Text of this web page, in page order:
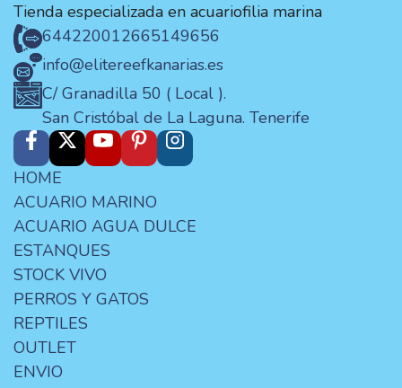
Tienda especializada en acuariofilia marina
644220012665149656
info@elitereefkanarias.es
C/ Granadilla 50 ( Local ).
San Cristóbal de La Laguna. Tenerife
HOME
ACUARIO MARINO
ACUARIO AGUA DULCE
ESTANQUES
STOCK VIVO
PERROS Y GATOS
REPTILES
OUTLET
ENVIO